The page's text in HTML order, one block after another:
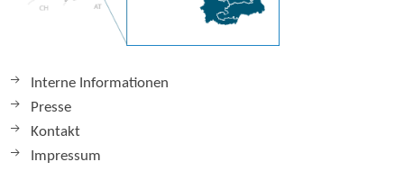
Interne Informationen
Presse
Kontakt
Impressum